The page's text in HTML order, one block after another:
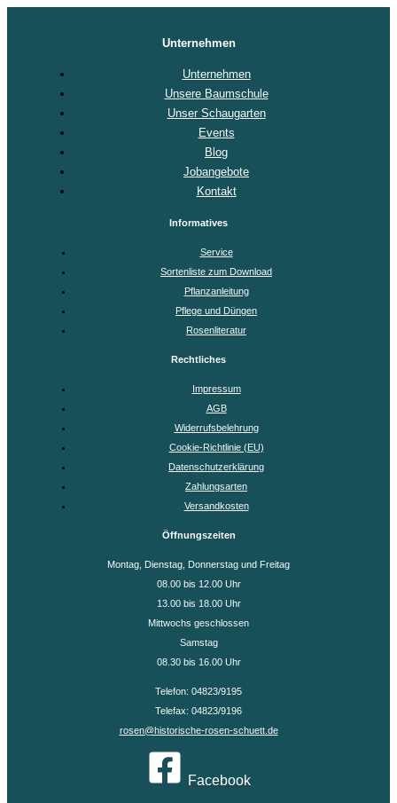
Unternehmen
Unternehmen
Unsere Baumschule
Unser Schaugarten
Events
Blog
Jobangebote
Kontakt
Informatives
Service
Sortenliste zum Download
Pflanzanleitung
Pflege und Düngen
Rosenliteratur
Rechtliches
Impressum
AGB
Widerrufsbelehrung
Cookie-Richtlinie (EU)
Datenschutzerklärung
Zahlungsarten
Versandkosten
Öffnungszeiten
Montag, Dienstag, Donnerstag und Freitag
08.00 bis 12.00 Uhr
13.00 bis 18.00 Uhr
Mittwochs geschlossen
Samstag
08.30 bis 16.00 Uhr
Telefon: 04823/9195
Telefax: 04823/9196
rosen@historische-rosen-schuett.de
Facebook